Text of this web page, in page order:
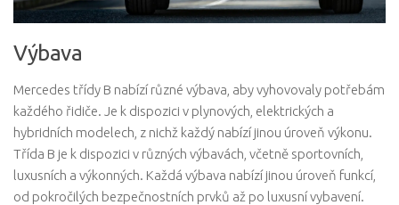
Výbava
Mercedes třídy B nabízí různé výbava, aby vyhovovaly potřebám
každého řidiče. Je k dispozici v plynových, elektrických a
hybridních modelech, z nichž každý nabízí jinou úroveň výkonu.
Třída B je k dispozici v různých výbavách, včetně sportovních,
luxusních a výkonných. Každá výbava nabízí jinou úroveň funkcí,
od pokročilých bezpečnostních prvků až po luxusní vybavení.